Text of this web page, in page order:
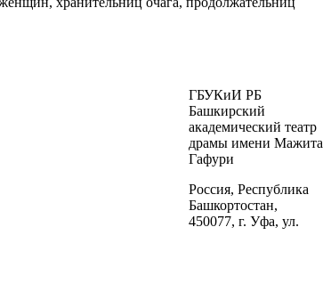
ГБУКиИ РБ
Башкирский
академический театр
драмы имени Мажита
Гафури
Россия, Республика
Башкортостан,
450077, г. Уфа, ул.